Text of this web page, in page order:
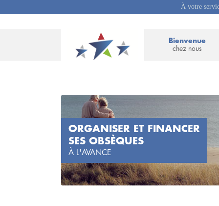
À votre
Bienvenue
chez nous
ORGANISER ET FINANCER
SES OBSÈQUES
À L'AVANCE